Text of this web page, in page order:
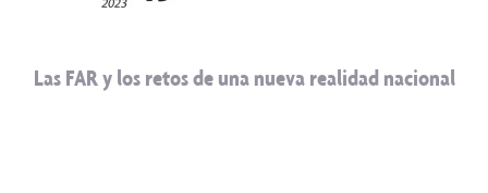
Las FAR y los retos de una nueva realidad nacional